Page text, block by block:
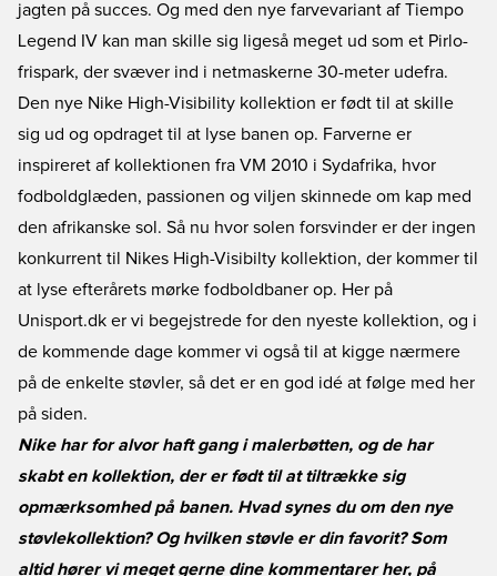
jagten på succes. Og med den nye farvevariant af Tiempo
Legend IV kan man skille sig ligeså meget ud som et Pirlo-
frispark, der svæver ind i netmaskerne 30-meter udefra.
Den nye Nike High-Visibility kollektion er født til at skille
sig ud og opdraget til at lyse banen op. Farverne er
inspireret af kollektionen fra VM 2010 i Sydafrika, hvor
fodboldglæden, passionen og viljen skinnede om kap med
den afrikanske sol. Så nu hvor solen forsvinder er der ingen
konkurrent til Nikes High-Visibilty kollektion, der kommer til
at lyse efterårets mørke fodboldbaner op. Her på
Unisport.dk er vi begejstrede for den nyeste kollektion, og i
de kommende dage kommer vi også til at kigge nærmere
på de enkelte støvler, så det er en god idé at følge med her
på siden.
Nike har for alvor haft gang i malerbøtten, og de har
skabt en kollektion, der er født til at tiltrække sig
opmærksomhed på banen. Hvad synes du om den nye
støvlekollektion? Og hvilken støvle er din favorit? Som
altid hører vi meget gerne dine kommentarer her, på